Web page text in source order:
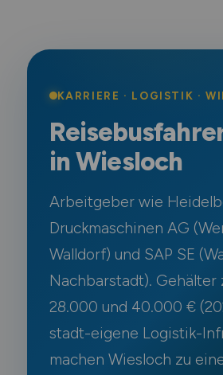
KARRIERE · LOGISTIK ·
in Wiesloch
Arbeitgeber wie
Druckmaschinen AG
Walldorf) und SAP SE
Nachbarstadt). Gehälter
28.000 und 40.000 €
stadt-eigene Logistik-
machen Wiesloch zu